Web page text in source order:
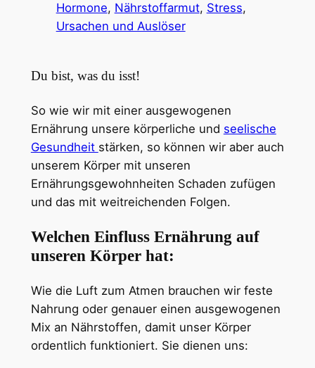
Hormone, Nährstoffarmut, Stress
Ursachen und Auslöser
Du bist, was du isst!
So wie wir mit einer ausgewogenen
Ernährung unsere körperliche und seelische
Gesundheit stärken, so können wir aber auch
unserem Körper mit unseren
Ernährungsgewohnheiten Schaden zufügen
und das mit weitreichenden Folgen.
Welchen Einfluss Ernährung auf
unseren Körper hat:
Wie die Luft zum Atmen brauchen wir feste
Nahrung oder genauer einen ausgewogenen
Mix an Nährstoffen, damit unser Körper
ordentlich funktioniert. Sie dienen uns: